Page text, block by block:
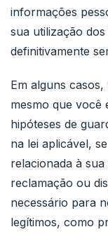
informações
sua utilização
definitivamente
Em alguns
mesmo que você
hipóteses de
na lei aplicável,
relacionada à
reclamação ou
necessário para
legítimos, como